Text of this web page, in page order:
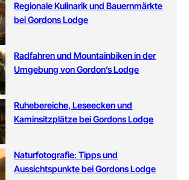
Regionale Kulinarik und Bauernmärkte
bei Gordons Lodge
Radfahren und Mountainbiken in der
Umgebung von Gordon’s Lodge
Ruhebereiche, Leseecken und
Kaminsitzplätze bei Gordons Lodge
Naturfotografie: Tipps und
Aussichtspunkte bei Gordons Lodge